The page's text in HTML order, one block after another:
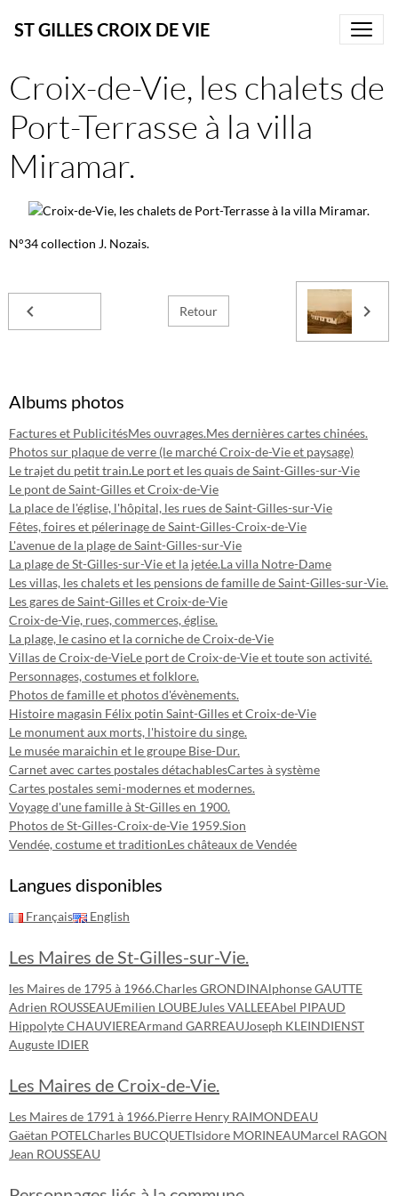
ST GILLES CROIX DE VIE
Croix-de-Vie, les chalets de
Port-Terrasse à la villa
Miramar.
N°34 collection J. Nozais.
Retour
Albums photos
Factures et PublicitésMes ouvrages.Mes dernières cartes chinées.
Photos sur plaque de verre (le marché Croix-de-Vie et paysage)
Le trajet du petit train.Le port et les quais de Saint-Gilles-sur-Vie
Le pont de Saint-Gilles et Croix-de-Vie
La place de l'église, l'hôpital, les rues de Saint-Gilles-sur-Vie
Fêtes, foires et pélerinage de Saint-Gilles-Croix-de-Vie
L'avenue de la plage de Saint-Gilles-sur-Vie
La plage de St-Gilles-sur-Vie et la jetée.La villa Notre-Dame
Les villas, les chalets et les pensions de famille de Saint-Gilles-sur-Vie.
Les gares de Saint-Gilles et Croix-de-Vie
Croix-de-Vie, rues, commerces, église.
La plage, le casino et la corniche de Croix-de-Vie
Villas de Croix-de-VieLe port de Croix-de-Vie et toute son activité.
Personnages, costumes et folklore.
Photos de famille et photos d'évènements.
Histoire magasin Félix potin Saint-Gilles et Croix-de-Vie
Le monument aux morts, l'histoire du singe.
Le musée maraichin et le groupe Bise-Dur.
Carnet avec cartes postales détachablesCartes à système
Cartes postales semi-modernes et modernes.
Voyage d'une famille à St-Gilles en 1900.
Photos de St-Gilles-Croix-de-Vie 1959.Sion
Vendée, costume et traditionLes châteaux de Vendée
Langues disponibles
Français English
Les Maires de St-Gilles-sur-Vie.
les Maires de 1795 à 1966.Charles GRONDINAlphonse GAUTTE
Adrien ROUSSEAUEmilien LOUBEJules VALLEEAbel PIPAUD
Hippolyte CHAUVIEREArmand GARREAUJoseph KLEINDIENST
Auguste IDIER
Les Maires de Croix-de-Vie.
Les Maires de 1791 à 1966.Pierre Henry RAIMONDEAU
Gaëtan POTEL Charles BUCQUETIsidore MORINEAUMarcel RAGON
Jean ROUSSEAU